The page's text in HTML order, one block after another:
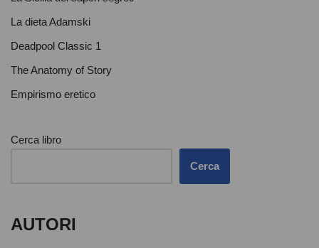
La dieta Adamski
Deadpool Classic 1
The Anatomy of Story
Empirismo eretico
Cerca libro
Cerca
AUTORI